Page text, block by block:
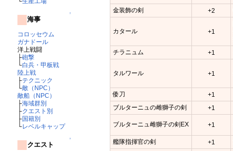
↑
海事
コロッセウム
ガナドール
洋上戦闘
├砲撃
└白兵・甲板戦
陸上戦
├テクニック
└敵（NPC）
敵船（NPC）
├海域群別
├クエスト別
├国籍別
└レベルキャップ
↑
クエスト
金装飾の剣
+2
カタール +1
チラニュム +1
タルワール +1
倭刀
+1
ブルターニュの雌獅子の剣
+1
ブルターニュ雌獅子の剣EX +1
艦隊指揮官の剣
+1